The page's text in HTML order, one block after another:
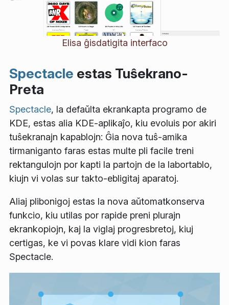
Elisa ĝisdatigita interfaco
Spectacle estas Tuŝekrano-
Preta
Spectacle, la defaŭlta ekrankapta programo de
KDE, estas alia KDE-aplikaĵo, kiu evoluis por akiri
tuŝekranajn kapablojn: Ĝia nova tuŝ-amika
tirmaniganto faras estas multe pli facile treni
rektangulojn por kapti la partojn de la labortablo,
kiujn vi volas sur takto-ebligitaj aparatoj.
Aliaj plibonigoj estas la nova aŭtomatkonserva
funkcio, kiu utilas por rapide preni plurajn
ekrankopiojn, kaj la viglaj progresbretoj, kiuj
certigas, ke vi povas klare vidi kion faras
Spectacle.